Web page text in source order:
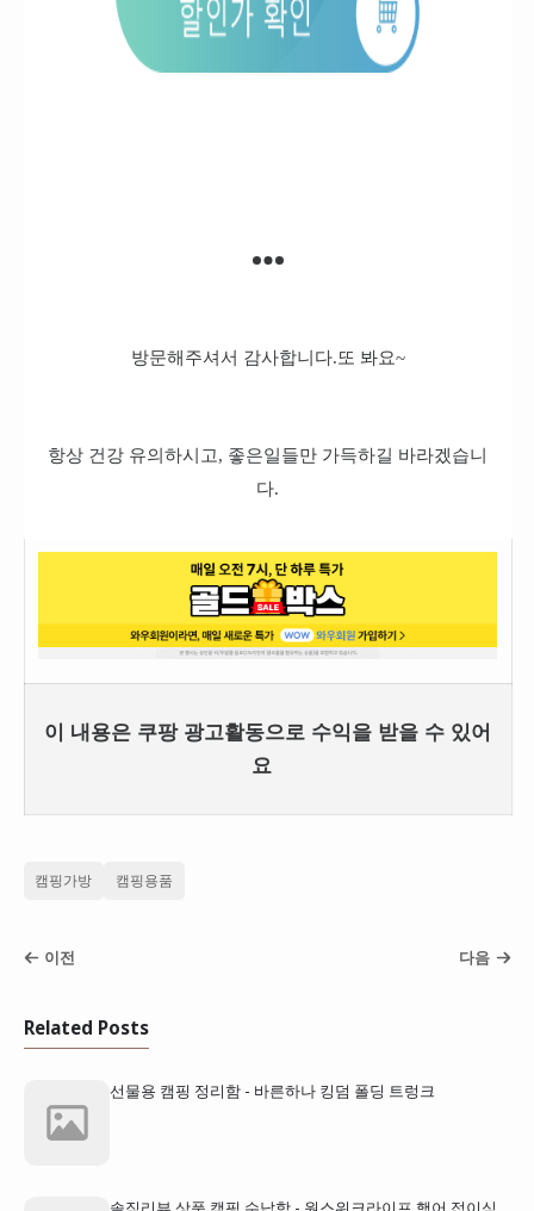
방문해주셔서 감사합니다.또 봐요~
항상 건강 유의하시고, 좋은일들만 가득하길 바라겠습니
다.
이 내용은 쿠팡 광고활동으로 수익을 받을 수 있어
요
캠핑가방 캠핑용품
이전 다음
Related Posts
선물용 캠핑 정리함 - 바른하나 킹덤 폴딩 트렁크